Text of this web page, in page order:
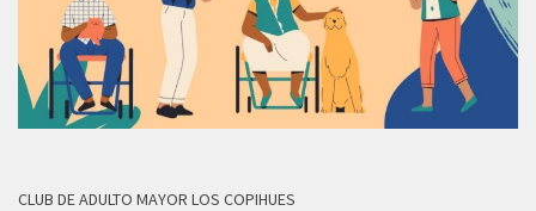
CLUB DE ADULTO MAYOR LOS COPIHUES